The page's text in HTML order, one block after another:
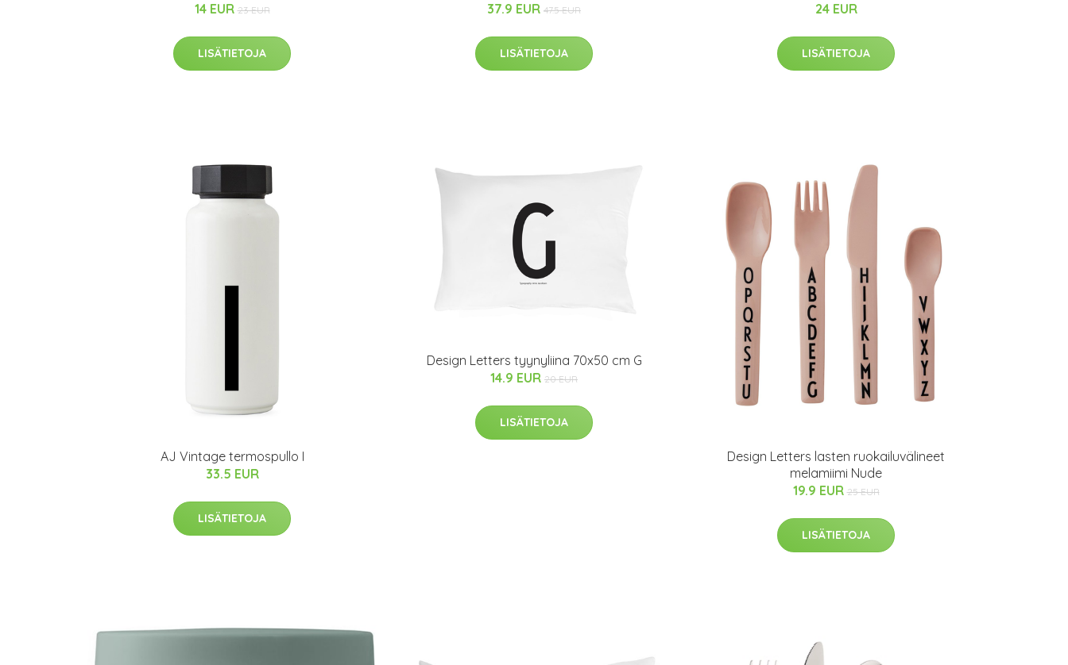
14 EUR 23 EUR
LISÄTIETOJA
37.9 EUR 47.5 EUR
LISÄTIETOJA
24 EUR
LISÄTIETOJA
AJ Vintage termospullo I
33.5 EUR
LISÄTIETOJA
Design Letters tyynyliina 70x50 cm G
14.9 EUR 20 EUR
LISÄTIETOJA
Design Letters lasten ruokailuvälineet
melamiimi Nude
19.9 EUR 25 EUR
LISÄTIETOJA